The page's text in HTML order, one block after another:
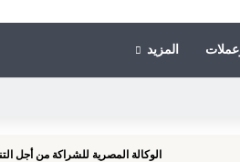
المزيد
الوكالة المصرية للشراكة من أجل التنمية